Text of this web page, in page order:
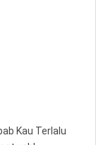
Kau Terlalu